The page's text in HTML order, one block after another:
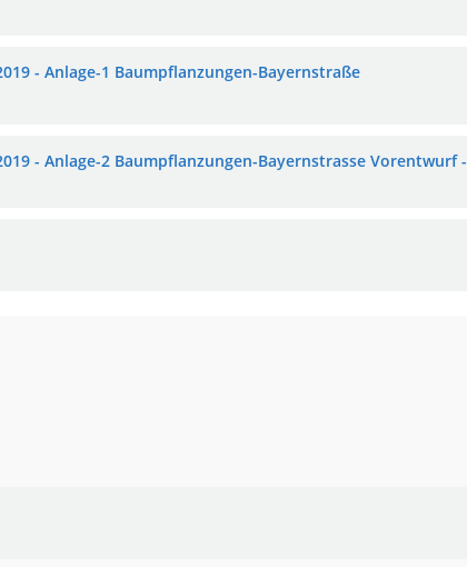
- Anlage-1 Baumpflanzungen-Bayernstraße
- Anlage-2 Baumpflanzungen-Bayernstrasse Vorentwurf -